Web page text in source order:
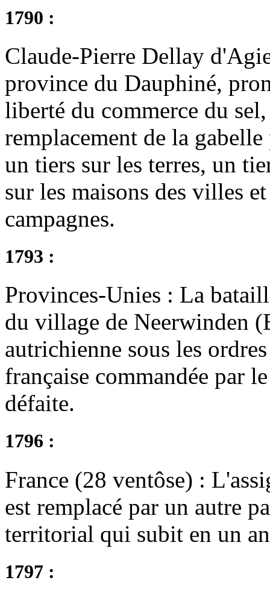
1790 :
Claude-Pierre Dellay
province du Dauphiné,
liberté du commerce du
remplacement de la
un tiers sur les terres, un
sur les maisons des villes
campagnes.
1793 :
Provinces-Unies : La
du village de Neerwinden
autrichienne sous les
française commandée par
défaite.
1796 :
France (28 ventôse) :
est remplacé par un autre
territorial qui subit en un
1797 :